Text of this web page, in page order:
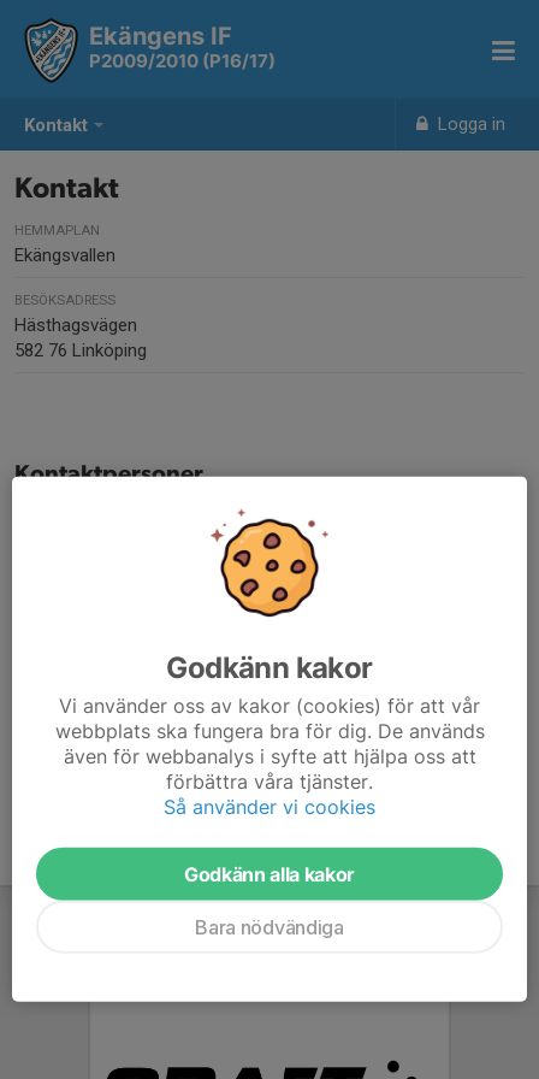
Kontakt Logga in
Ekängens IF
P2009/2010 (P16/17)
Kontakt
HEMMAPLAN
Ekängsvallen
BESÖKSADRESS
Hästhagsvägen
582 76 Linköping
Kontaktpersoner
Fredrik Ersson Öman
ersson.fredrik@gmail.com
Daniel Berglind
070-917 49 78
danieljo113@hotmail.com
Godkänn kakor
Vi använder oss av kakor (cookies) för att vår
webbplats ska fungera bra för dig. De används
även för webbanalys i syfte att hjälpa oss att
förbättra våra tjänster.
Så använder vi cookies
Godkänn alla kakor
Bara nödvändiga